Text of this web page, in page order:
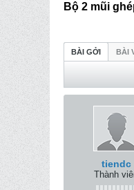
Bộ 2 mũi
BÀI GỞI BÀI
tiendc
Thành